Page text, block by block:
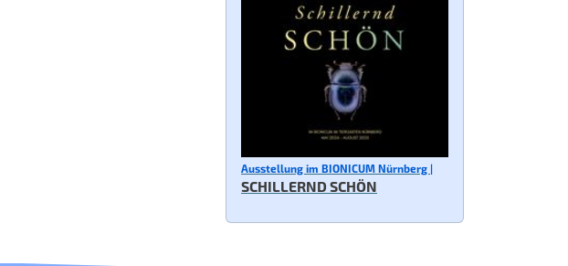
Ausstellung im BIONICUM Nürnberg |
SCHILLERND SCHÖN